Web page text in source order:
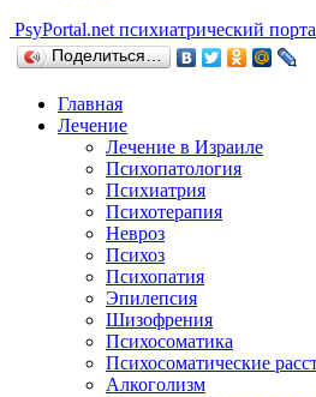
PsyPortal.net психиатрический
Поделиться…
Главная
Лечение
Лечение в Израиле
Психопатология
Психиатрия
Психотерапия
Невроз
Психоз
Психопатия
Эпилепсия
Шизофрения
Психосоматика
Психосоматические
Алкоголизм